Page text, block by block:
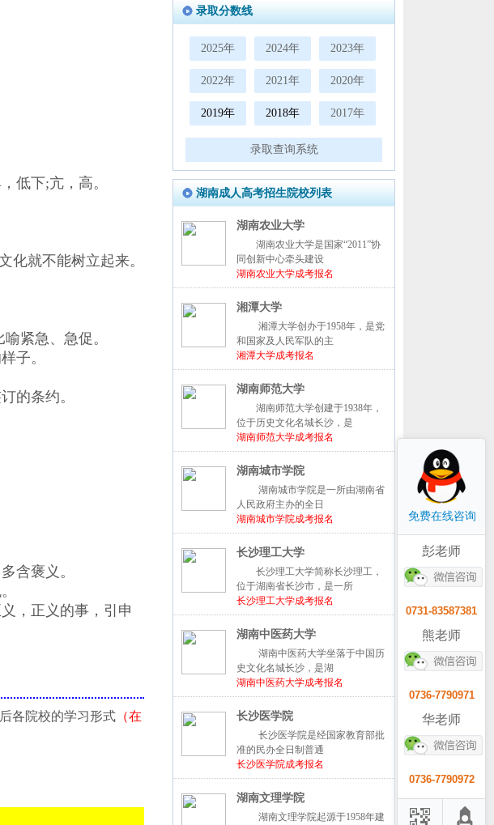
低下;亢，高。
就不能树立起来。
紧急、急促。
子。
的条约。
含褒义。
，正义的事，引申
各院校的学习形式 （在
录取分数线
2025年 2024年 2023年
2022年 2021年 2020年
2019年 2018年 2017年
录取查询系统
湖南成人高考招生院校列表
湖南农业大学
湖南农业大学是国家“2011”协
同创新中心牵头建设
湖南农业大学成考报名
湘潭大学
湘潭大学创办于1958年，是党
和国家及人民军队的主
湘潭大学成考报名
湖南师范大学
湖南师范大学创建于1938年，
位于历史文化名城长沙，是
湖南师范大学成考报名
湖南城市学院
湖南城市学院是一所由湖南省
人民政府主办的全日
湖南城市学院成考报名
长沙理工大学
长沙理工大学简称长沙理工，
位于湖南省长沙市，是一所
长沙理工大学成考报名
湖南中医药大学
湖南中医药大学坐落于中国历
史文化名城长沙，是湖
湖南中医药大学成考报名
长沙医学院
长沙医学院是经国家教育部批
准的民办全日制普通
长沙医学院成考报名
湖南文理学院
湖南文理学院起源于1958年建
免费在线咨询
彭老师
0731-83587381
熊老师
0736-7790971
华老师
0736-7790972